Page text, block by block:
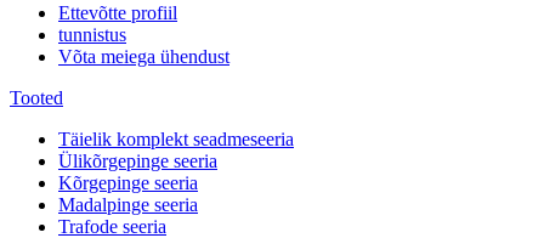
Ettevõtte profiil
tunnistus
Võta meiega ühendust
Tooted
Täielik komplekt seadmeseeria
Ülikõrgepinge seeria
Kõrgepinge seeria
Madalpinge seeria
Trafode seeria